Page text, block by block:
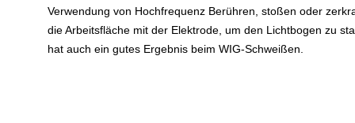
Verwendung von Hochfrequenz Berühren, stoßen oder
die Arbeitsfläche mit der Elektrode, um den Lichtbogen zu
hat auch ein gutes Ergebnis beim WIG-Schweißen.